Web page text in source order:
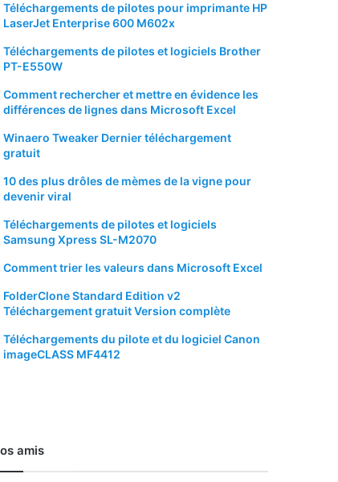
Téléchargements de pilotes pour imprimante HP
LaserJet Enterprise 600 M602x
Téléchargements de pilotes et logiciels Brother
PT-E550W
Comment rechercher et mettre en évidence les
différences de lignes dans Microsoft Excel
Winaero Tweaker Dernier téléchargement
gratuit
10 des plus drôles de mèmes de la vigne pour
devenir viral
Téléchargements de pilotes et logiciels
Samsung Xpress SL-M2070
Comment trier les valeurs dans Microsoft Excel
FolderClone Standard Edition v2
Téléchargement gratuit Version complète
Téléchargements du pilote et du logiciel Canon
imageCLASS MF4412
amis